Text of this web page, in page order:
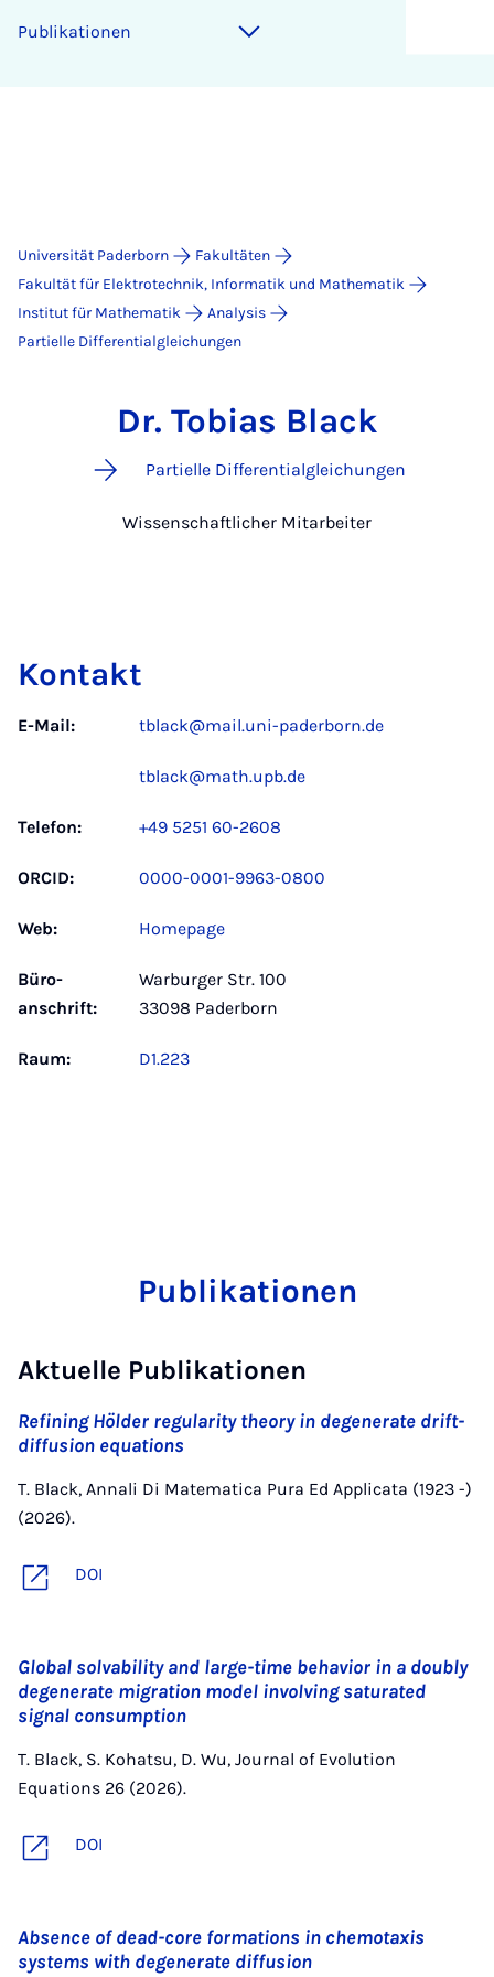
Publikationen
Universität Paderborn
Fakultäten
Fakultät für Elektrotechnik, Informatik und Mathematik
Institut für Mathematik
Analysis
Partielle Differentialgleichungen
Dr. Tobias Black
Partielle Differentialgleichungen
Wissenschaftlicher Mitarbeiter
Kontakt
E-Mail: tblack@mail.uni-paderborn.de
tblack@math.upb.de
Telefon: +49 5251 60-2608
ORCID: 0000-0001-9963-0800
Web: Homepage
Büro­
anschrift:
Warburger Str. 100
33098 Paderborn
Raum: D1.223
Publikationen
Aktuelle Publikationen
Refining Hölder regularity theory in degenerate drift-
diffusion equations
T. Black, Annali Di Matematica Pura Ed Applicata (1923 -)
(2026).
DOI
Global solvability and large-time behavior in a doubly
degenerate migration model involving saturated
signal consumption
T. Black, S. Kohatsu, D. Wu, Journal of Evolution
Equations 26 (2026).
DOI
Absence of dead-core formations in chemotaxis
systems with degenerate diffusion